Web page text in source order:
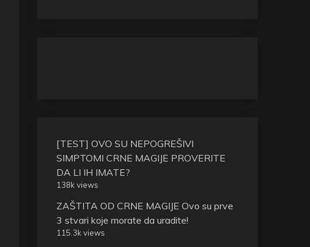
[TEST] OVO SU NEPOGREŠIVI
SIMPTOMI CRNE MAGIJE PROVERITE
DA LI IH IMATE?
138k views
ZAŠTITA OD CRNE MAGIJE Ovo su prve
3 stvari koje morate da uradite!
115.3k views